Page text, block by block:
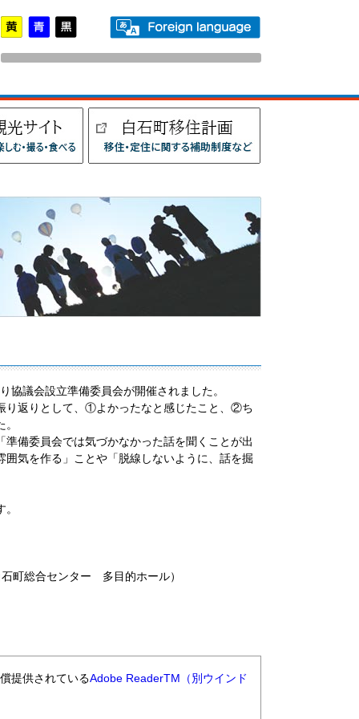
議会設立準備委員会が開催されました。
り返りとして、①よかったなと感じたこと、②ち
備委員会では気づかなかった話を聞くことが出
気を作る」ことや「脱線しないように、話を掘
町総合センター 多目的ホール）
提供されているAdobe ReaderTM（別ウインド